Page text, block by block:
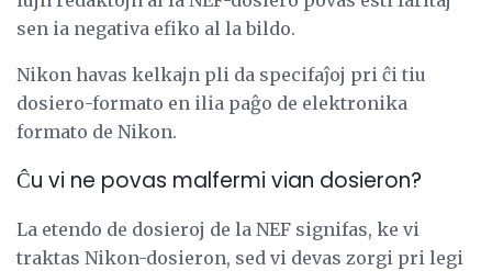
sen ia negativa efiko al la bildo.
Nikon havas kelkajn pli da specifaĵoj pri ĉi tiu
dosiero-formato en ilia paĝo de elektronika
formato de Nikon.
Ĉu vi ne povas malfermi vian dosieron?
La etendo de dosieroj de la NEF signifas, ke vi
traktas Nikon-dosieron, sed vi devas zorgi pri legi